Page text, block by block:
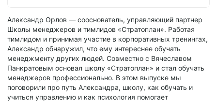
Александр Орлов — сооснователь, управляющий партнер
Школы менеджеров и тимлидов «Стратоплан». Работая
тимлидом и принимая участие в корпоративных тренингах,
Александр обнаружил, что ему интереснее обучать
менеджменту других людей. Совместно с Вячеславом
Панкратовым основал школу «Стратоплан» и стал обучать
менеджеров профессионально. В этом выпуске мы
поговорили про путь Александра, школу, как обучать и
учиться управлению и как психология помогает